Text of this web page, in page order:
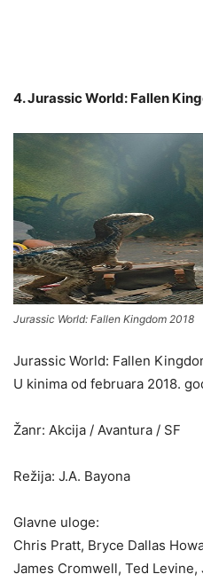
4. Jurassic World: Fallen
Jurassic World: Fallen Kingdom 2018
Jurassic World: Fallen
U kinima od februara 2018.
Žanr: Akcija / Avantura / SF
Režija: J.A. Bayona
Glavne uloge:
Chris Pratt, Bryce Dallas
James Cromwell, Ted